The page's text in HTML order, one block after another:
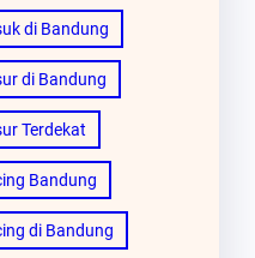
di Bandung
di Bandung
Terdekat
Bandung
di Bandung